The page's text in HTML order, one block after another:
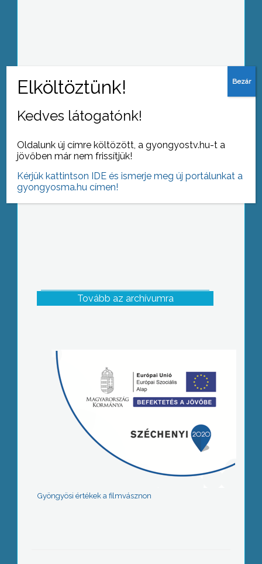
Tizenkét éve látogatják külföldi és
nemzetközi alkotótábort
Tovább az archívumra
Gyöngyösi értékek a filmvásznon
Kedves látogatónk!
Oldalunk új címre költözött, a gyongyostv.hu-t a
jövőben már nem frissítjük!
Kérjük kattintson IDE és ismerje meg új portálunkat a
gyongyosma.hu címen!